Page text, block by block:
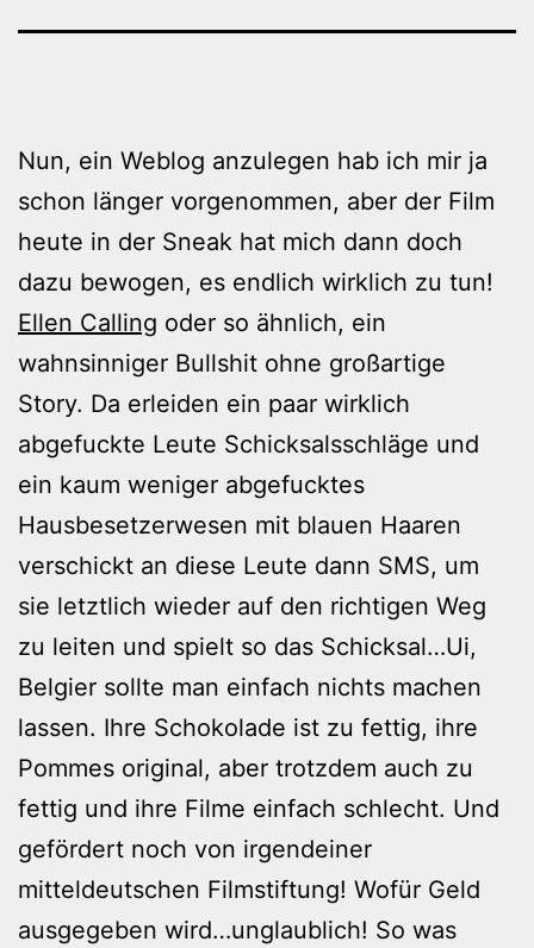
Nun, ein Weblog anzulegen hab ich mir ja
schon länger vorgenommen, aber der Film
heute in der Sneak hat mich dann doch
dazu bewogen, es endlich wirklich zu tun!
Ellen Calling oder so ähnlich, ein
wahnsinniger Bullshit ohne großartige
Story. Da erleiden ein paar wirklich
abgefuckte Leute Schicksalsschläge und
ein kaum weniger abgefucktes
Hausbesetzerwesen mit blauen Haaren
verschickt an diese Leute dann SMS, um
sie letztlich wieder auf den richtigen Weg
zu leiten und spielt so das Schicksal…Ui,
Belgier sollte man einfach nichts machen
lassen. Ihre Schokolade ist zu fettig, ihre
Pommes original, aber trotzdem auch zu
fettig und ihre Filme einfach schlecht. Und
gefördert noch von irgendeiner
mitteldeutschen Filmstiftung! Wofür Geld
ausgegeben wird…unglaublich! So was